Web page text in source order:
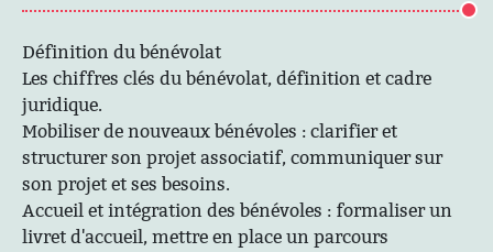
Définition du bénévolat
Les chiffres clés du bénévolat, définition et cadre
juridique.
Mobiliser de nouveaux bénévoles : clarifier et
structurer son projet associatif, communiquer sur
son projet et ses besoins.
Accueil et intégration des bénévoles : formaliser un
livret d'accueil, mettre en place un parcours